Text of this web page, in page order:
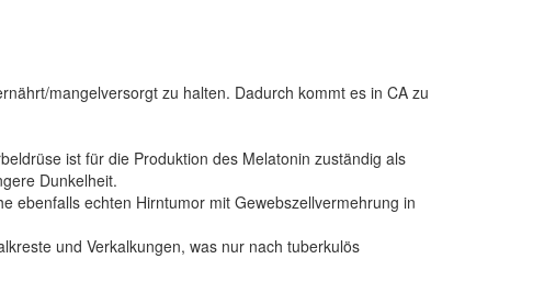
mangelversorgt zu halten. Dadurch kommt es in CA zu
ist für die Produktion des Melatonin zuständig als
Dunkelheit.
ebenfalls echten Hirntumor mit Gewebszellvermehrung in
und Verkalkungen, was nur nach tuberkulös